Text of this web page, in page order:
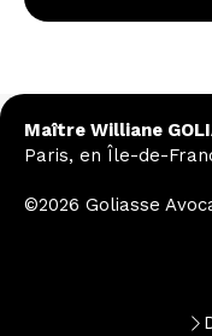
Maître Williane
Paris, en Île-de-
©2026 Goliasse